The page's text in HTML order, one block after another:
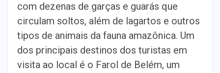
com dezenas de garças e guarás que
circulam soltos, além de lagartos e outros
tipos de animais da fauna amazônica. Um
dos principais destinos dos turistas em
visita ao local é o Farol de Belém, um